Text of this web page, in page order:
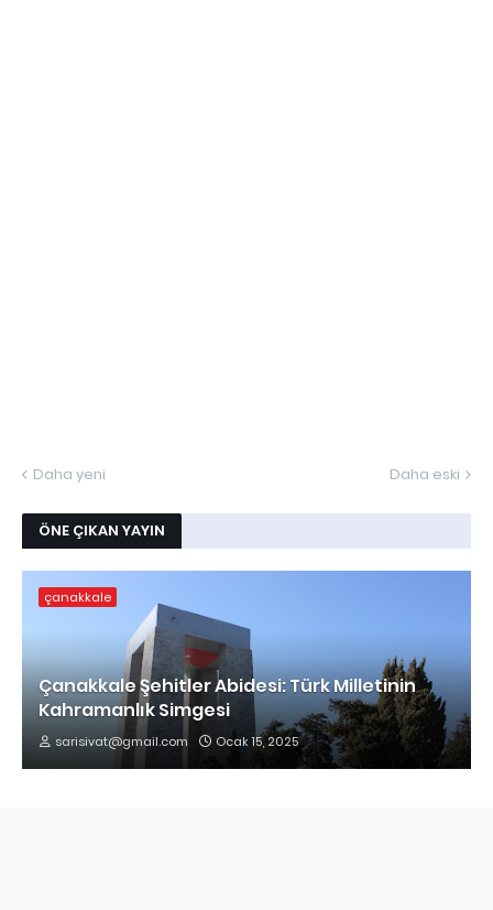
Daha yeni Daha eski
ÖNE ÇIKAN YAYIN
çanakkale
Çanakkale Şehitler Abidesi: Türk Milletinin
Kahramanlık Simgesi
sarisivat@gmail.com Ocak 15, 2025